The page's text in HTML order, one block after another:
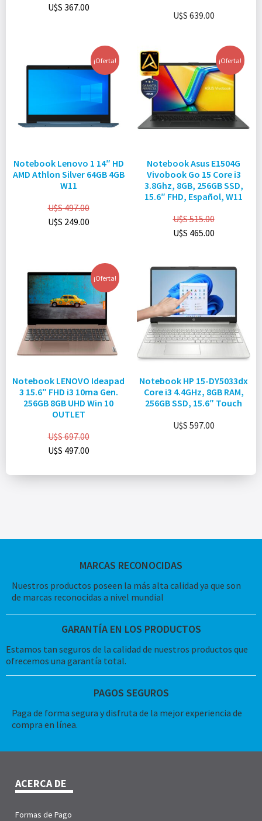
U$S 367.00
U$S 639.00
¡Oferta!
Notebook Lenovo 1 14″ HD
AMD Athlon Silver 64GB 4GB
W11
U$S497.00
U$S 249.00
¡Oferta!
Notebook Asus E1504G
Vivobook Go 15 Core i3
3.8Ghz, 8GB, 256GB SSD,
15.6″ FHD, Español, W11
U$S515.00
U$S 465.00
¡Oferta!
Notebook LENOVO Ideapad
3 15.6″ FHD i3 10ma Gen.
256GB 8GB UHD Win 10
OUTLET
U$S697.00
U$S 497.00
Notebook HP 15-DY5033dx
Core i3 4.4GHz, 8GB RAM,
256GB SSD, 15.6″ Touch
U$S 597.00
MARCAS RECONOCIDAS
Nuestros productos poseen la más alta calidad ya que son
de marcas reconocidas a nivel mundial
GARANTÍA EN LOS PRODUCTOS
Estamos tan seguros de la calidad de nuestros productos que
ofrecemos una garantía total.
PAGOS SEGUROS
Paga de forma segura y disfruta de la mejor experiencia de
compra en línea.
ACERCA DE
Formas de Pago